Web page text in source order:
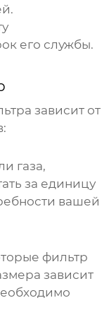
его службы.
зависит от
газа,
за единицу
вашей
фильтр
зависит